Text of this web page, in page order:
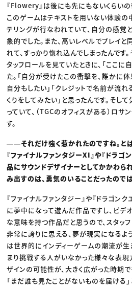
『Flowery』は後にも先にもないくらい
このゲームはテキストを用いない体験の
テリングが行なわれていて、自分の感覚
象的でした。また、高いレベルでプレイ
れて、すっかり惚れ込んでしまったんです
タッフロールを見ていたときに、「ここに
た。「自分が受けたこの衝撃を、誰かに
自分もしたい」「クレジットで名前が流
くりをしてみたい」と思ったんです。そ
っていて、（TGCのオフィスがある）ロサ
す。
――それだけ強く惹かれたのですね。と
『ファイナルファンタジーXI』や『ドラゴ
品にサウンドデザイナーとしてかかわら
み出すのは、勇気のいることだったので
『ファイナルファンタジー』や『ドラゴン
に夢中になって遊んだ作品ですし、ビデ
な意味を持つ作品だと思うので、スタッ
非常に誇りに思える、夢が現実になるよ
は世界的にインディーゲームの潮流が生
まり挑戦する人がいなかった様々な表現
ザインの可能性が、大きく広がった時期で
「まだ誰も見たことがないものを届ける